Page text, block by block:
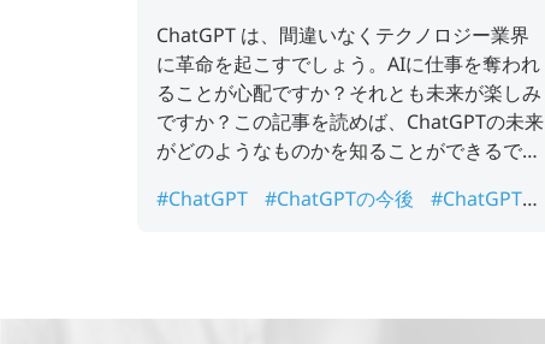
ChatGPT は、間違いなくテクノロジー業界
に革命を起こすでしょう。AIに仕事を奪われ
ることが心配ですか？それとも未来が楽しみ
ですか？この記事を読めば、ChatGPTの未来
がどのようなものかを知ることができるでし
#ChatGPT #ChatGPTの今後
#ChatGPTの